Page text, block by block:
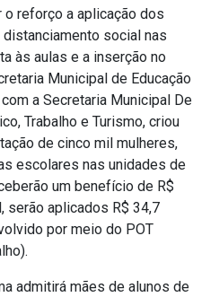
reforço a aplicação dos
social nas
às aulas e a inserção no
Municipal de Educação
a Secretaria Municipal De
Trabalho e Turismo, criou
de cinco mil mulheres,
escolares nas unidades de
um benefício de R$
serão aplicados R$ 34,7
por meio do POT
admitirá mães de alunos de